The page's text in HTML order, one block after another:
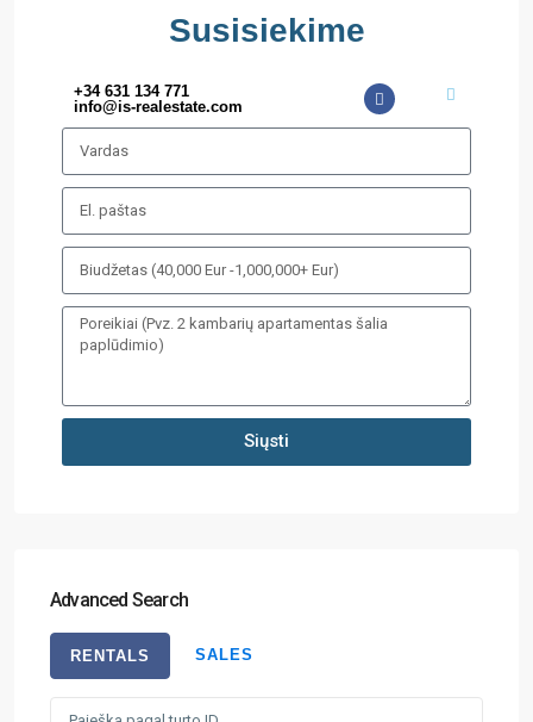
Susisiekime
+34 631 134 771
info@is-realestate.com
Siųsti
Advanced Search
RENTALS SALES